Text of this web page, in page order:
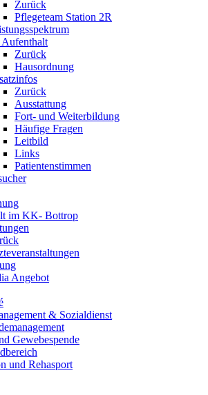
Zurück
Pflegeteam Station 2R
Zurück
Hausordnung
Zurück
Ausstattung
Fort- und Weiterbildung
Häufige Fragen
Leitbild
Links
Patientenstimmen
im KK- Bottrop
Angebot
& Sozialdienst
Gewebespende
und Rehasport